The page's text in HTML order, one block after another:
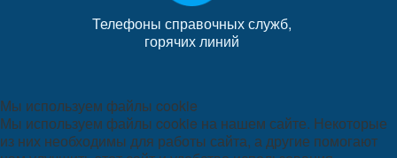
Телефоны справочных служб,
горячих линий
Мы используем файлы cookie
Мы используем файлы cookie на нашем сайте. Некоторые
из них необходимы для работы сайта, а другие помогают